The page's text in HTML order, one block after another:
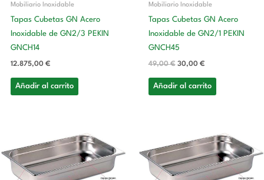
Mobiliario Inoxidable
Tapas Cubetas GN Acero
Inoxidable de GN2/3 PEKIN
GNCH14
12.875,00 €
Añadir al carrito
Mobiliario Inoxidable
Tapas Cubetas GN Acero
Inoxidable de GN2/1 PEKIN
GNCH45
49,00€ 30,00 €
Añadir al carrito